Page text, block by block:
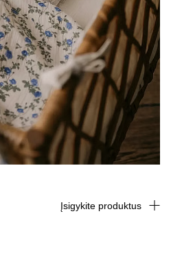
Įsigykite produktus